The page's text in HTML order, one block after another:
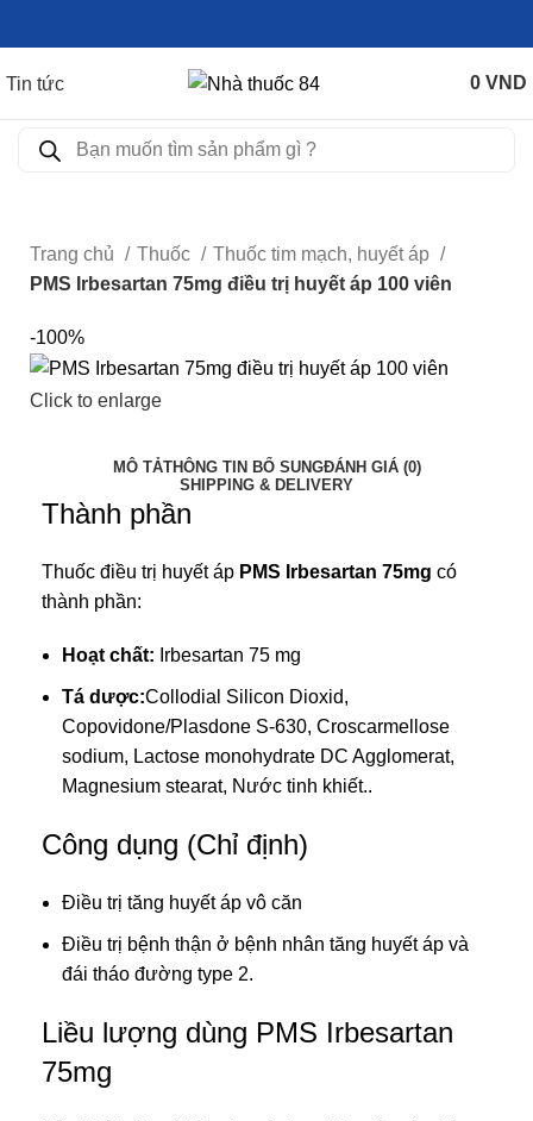
Tin tức 0 VND
Trang chủ Thuốc
Thuốc tim mạch, huyết áp
PMS Irbesartan 75mg điều trị huyết áp 100 viên
-100%
Click to enlarge
MÔ TẢTHÔNG TIN BỔ SUNGĐÁNH GIÁ (0)
SHIPPING & DELIVERY
Thành phần
Thuốc điều trị huyết áp PMS Irbesartan 75mg có
thành phần:
Hoạt chất: Irbesartan 75 mg
Tá dược:Collodial Silicon Dioxid,
Copovidone/Plasdone S-630, Croscarmellose
sodium, Lactose monohydrate DC Agglomerat,
Magnesium stearat, Nước tinh khiết..
Công dụng (Chỉ định)
Điều trị tăng huyết áp vô căn
Điều trị bệnh thận ở bệnh nhân tăng huyết áp và
đái tháo đường type 2.
Liều lượng dùng PMS Irbesartan
75mg